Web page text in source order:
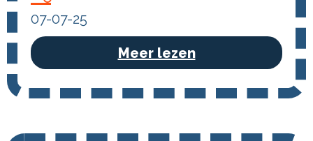
Meer lezen
07-07-25